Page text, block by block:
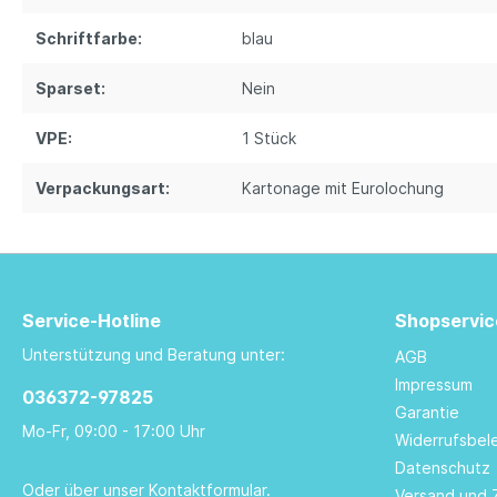
Schriftfarbe: blau
Sparset: Nein
VPE: 1 Stück
Verpackungsart: Kartonage mit Eurolochung
Service-Hotline
Unterstützung und Beratung unter:
036372-97825
Mo-Fr, 09:00 - 17:00 Uhr
Oder über unser Kontaktformular.
AGB
Impressum
Garantie
Datenschutz